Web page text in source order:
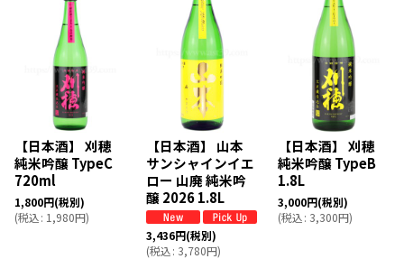
【日本酒】 刈穂
純米吟醸 TypeC
720ml
1,800円(税別)
(税込: 1,980円)
【日本酒】 山本
サンシャインイエ
ロー 山廃 純米吟
醸 2026 1.8L
3,436円(税別)
(税込: 3,780円)
【日本酒】 刈穂
純米吟醸 TypeB
1.8L
3,000円(税別)
(税込: 3,300円)